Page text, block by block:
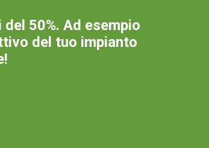
50%. Ad esempio
del tuo impianto